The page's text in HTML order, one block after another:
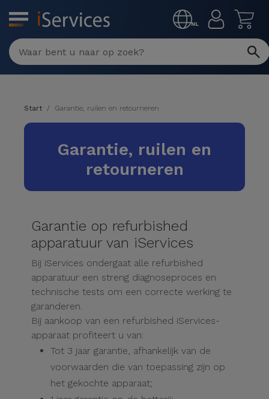
NL
MENU
Multimerk
Reparaties
defect
/ iMac
Samsung
Xiaomi
Huawei
Refurbished
iPads
Refurbished
Apple
Watches
Refurbished
Samsung
Refurbished
Drones
Nieuws
Kabels
Adapters
Hoezen en
Schermbeschermers
Powerbanks
Inruil
Start Garantie, ruilen en retourneren
Garantie, ruilen en
retourneren
Garantie op refurbished
apparatuur van iServices
Bij iServices ondergaat alle refurbished
apparatuur een streng diagnoseproces en
technische tests om een correcte werking te
garanderen.
Bij aankoop van een refurbished iServices-
apparaat profiteert u van:
Tot 3 jaar garantie, afhankelijk van de
voorwaarden die van toepassing zijn op
het gekochte apparaat;